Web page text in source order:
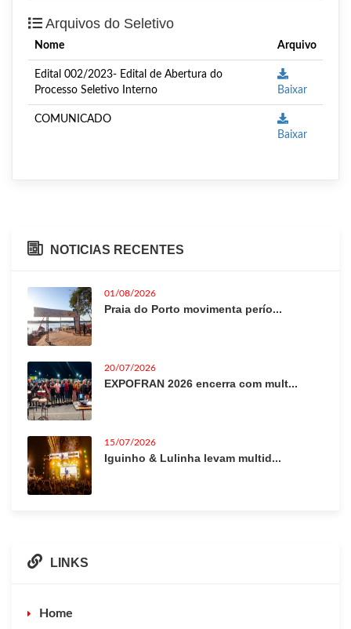
Arquivos do Seletivo
Nome Arquivo
Edital 002/2023- Edital de Abertura do
Processo Seletivo Interno
Baixar
COMUNICADO
Baixar
NOTICIAS RECENTES
01/08/2026
Praia do Porto movimenta perío...
20/07/2026
EXPOFRAN 2026 encerra com mult...
15/07/2026
Iguinho & Lulinha levam multid...
LINKS
Home